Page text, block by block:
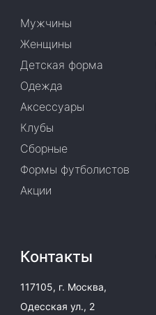
Мужчины
Женщины
Детская форма
Одежда
Аксессуары
Клубы
Сборные
Формы футболистов
Акции
Контакты
117105, г. Москва,
Одесская ул., 2